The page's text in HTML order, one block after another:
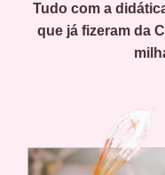
Tudo com a
que já fizeram da